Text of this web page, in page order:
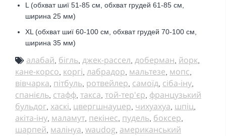
L (обхват шиї 51-85 см, обхват грудей 61-85 см,
ширина 25 мм)
XL (обхват шиї 60-100 см, обхват грудей 70-100 см,
ширина 35 мм)
алабай бігль джек-рассел доберман йорк
кане-корсо коргі лабрадор мальтезе мопс
вівчарка пітбуль ротвейлер самоїд сіба-іну
спанієль стафф такса той-тер'єр французький
бульдог хаскі цвергшнауцер чихуахуа шпіц
акіта-іну маламут пекінес пудель боксер
шарпей малінуа waudog американський